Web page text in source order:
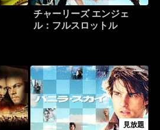
チャーリーズ エンジェ
ル：フルスロットル
見放題